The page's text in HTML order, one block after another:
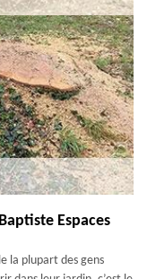
Espaces
la plupart des gens